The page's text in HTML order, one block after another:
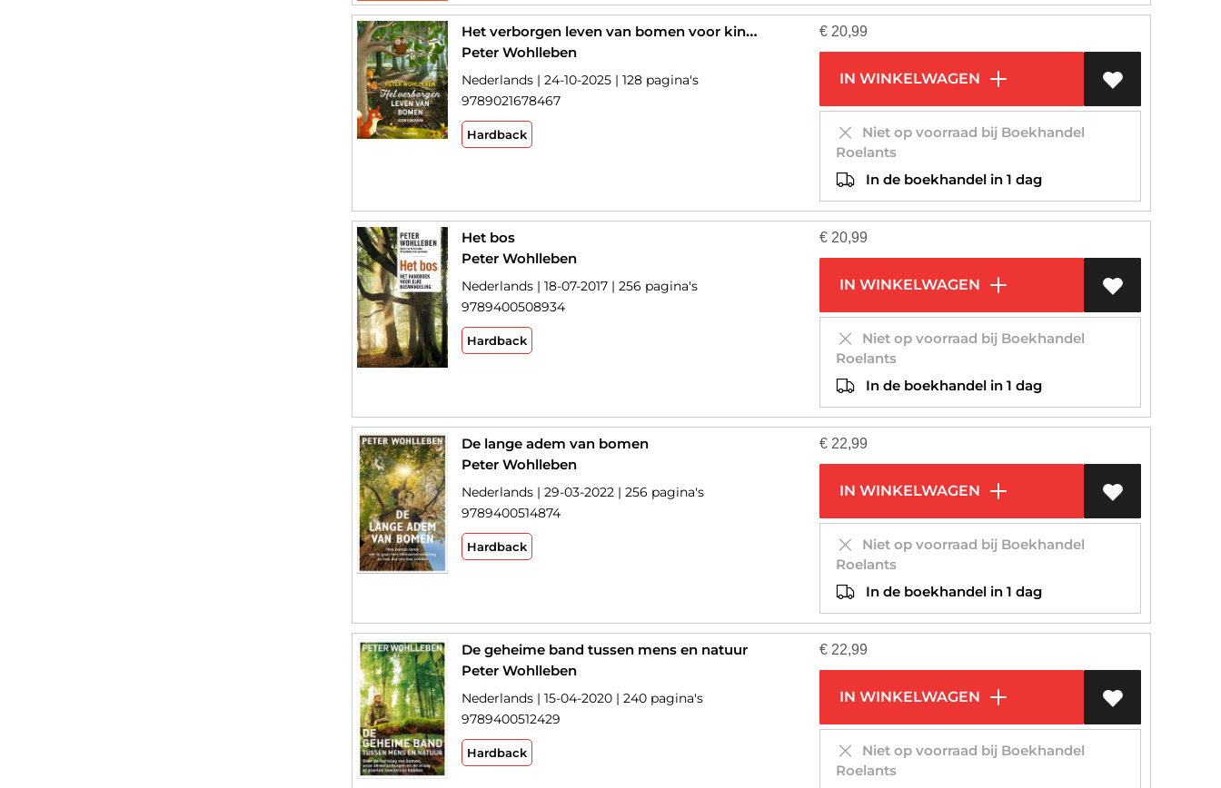
Het verborgen leven van bomen voor kinderen
Peter Wohlleben
Nederlands | 24-10-2025 | 128 pagina's
9789021678467
Hardback
€ 20,99
IN WINKELWAGEN
Niet op voorraad bij Boekhandel
Roelants
In de boekhandel in 1 dag
Het bos
Peter Wohlleben
Nederlands | 18-07-2017 | 256 pagina's
9789400508934
Hardback
€ 20,99
IN WINKELWAGEN
Niet op voorraad bij Boekhandel
Roelants
In de boekhandel in 1 dag
De lange adem van bomen
Peter Wohlleben
Nederlands | 29-03-2022 | 256 pagina's
9789400514874
Hardback
€ 22,99
IN WINKELWAGEN
Niet op voorraad bij Boekhandel
Roelants
In de boekhandel in 1 dag
De geheime band tussen mens en natuur
Peter Wohlleben
Nederlands | 15-04-2020 | 240 pagina's
9789400512429
Hardback
€ 22,99
IN WINKELWAGEN
Niet op voorraad bij Boekhandel
Roelants